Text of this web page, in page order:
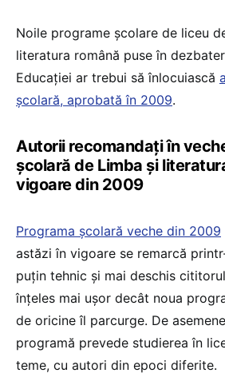
Noile programe școlare de liceu
literatura română puse în
Educației ar trebui să înlocuiască
școlară, aprobată în 2009.
Autorii recomandați în
școlară de Limba și
vigoare din 2009
Programa școlară veche din 2009
astăzi în vigoare se remarcă
puțin tehnic și mai deschis
înțeles mai ușor decât noua
de oricine îl parcurge. De
programă prevede studierea în
teme, cu autori din epoci diferite.